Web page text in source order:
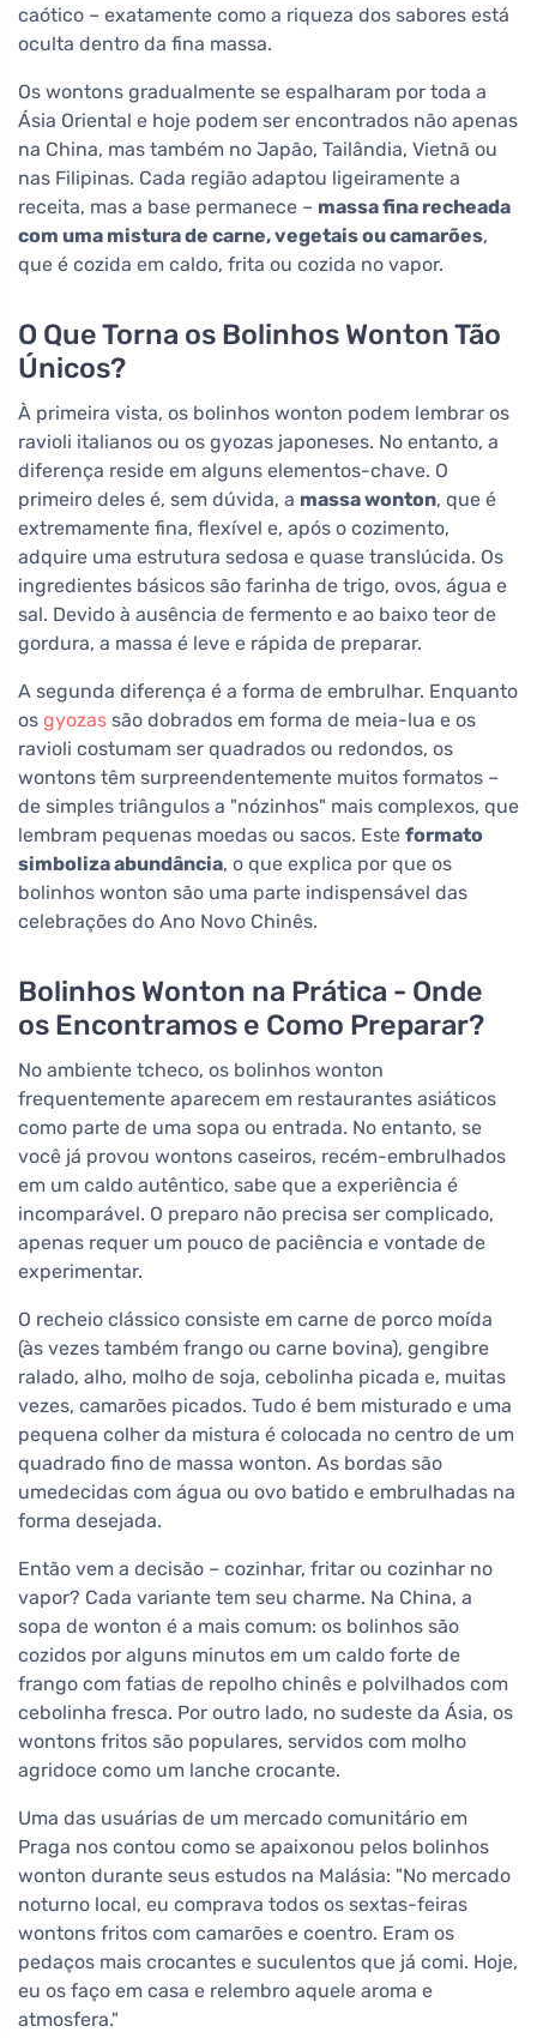
caótico – exatamente como a riqueza dos sabores está
oculta dentro da fina massa.
Os wontons gradualmente se espalharam por toda a
Ásia Oriental e hoje podem ser encontrados não apenas
na China, mas também no Japão, Tailândia, Vietnã ou
nas Filipinas. Cada região adaptou ligeiramente a
receita, mas a base permanece – massa fina recheada
com uma mistura de carne, vegetais ou camarões,
que é cozida em caldo, frita ou cozida no vapor.
O Que Torna os Bolinhos Wonton Tão
Únicos?
À primeira vista, os bolinhos wonton podem lembrar os
ravioli italianos ou os gyozas japoneses. No entanto, a
diferença reside em alguns elementos-chave. O
primeiro deles é, sem dúvida, a massa wonton, que é
extremamente fina, flexível e, após o cozimento,
adquire uma estrutura sedosa e quase translúcida. Os
ingredientes básicos são farinha de trigo, ovos, água e
sal. Devido à ausência de fermento e ao baixo teor de
gordura, a massa é leve e rápida de preparar.
A segunda diferença é a forma de embrulhar. Enquanto
os gyozas são dobrados em forma de meia-lua e os
ravioli costumam ser quadrados ou redondos, os
wontons têm surpreendentemente muitos formatos –
de simples triângulos a "nózinhos" mais complexos, que
lembram pequenas moedas ou sacos. Este formato
simboliza abundância, o que explica por que os
bolinhos wonton são uma parte indispensável das
celebrações do Ano Novo Chinês.
Bolinhos Wonton na Prática - Onde
os Encontramos e Como Preparar?
No ambiente tcheco, os bolinhos wonton
frequentemente aparecem em restaurantes asiáticos
como parte de uma sopa ou entrada. No entanto, se
você já provou wontons caseiros, recém-embrulhados
em um caldo autêntico, sabe que a experiência é
incomparável. O preparo não precisa ser complicado,
apenas requer um pouco de paciência e vontade de
experimentar.
O recheio clássico consiste em carne de porco moída
(às vezes também frango ou carne bovina), gengibre
ralado, alho, molho de soja, cebolinha picada e, muitas
vezes, camarões picados. Tudo é bem misturado e uma
pequena colher da mistura é colocada no centro de um
quadrado fino de massa wonton. As bordas são
umedecidas com água ou ovo batido e embrulhadas na
forma desejada.
Então vem a decisão – cozinhar, fritar ou cozinhar no
vapor? Cada variante tem seu charme. Na China, a
sopa de wonton é a mais comum: os bolinhos são
cozidos por alguns minutos em um caldo forte de
frango com fatias de repolho chinês e polvilhados com
cebolinha fresca. Por outro lado, no sudeste da Ásia, os
wontons fritos são populares, servidos com molho
agridoce como um lanche crocante.
Uma das usuárias de um mercado comunitário em
Praga nos contou como se apaixonou pelos bolinhos
wonton durante seus estudos na Malásia: "No mercado
noturno local, eu comprava todos os sextas-feiras
wontons fritos com camarões e coentro. Eram os
pedaços mais crocantes e suculentos que já comi. Hoje,
eu os faço em casa e relembro aquele aroma e
atmosfera."